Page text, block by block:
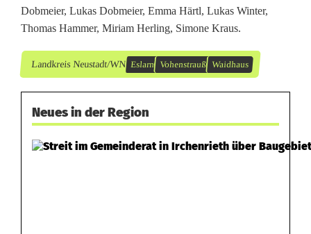
Dobmeier, Lukas Dobmeier, Emma Härtl, Lukas Winter,
Thomas Hammer, Miriam Herling, Simone Kraus.
Landkreis Neustadt/WN Eslarn Vohenstrauß Waidhaus
Neues in der Region